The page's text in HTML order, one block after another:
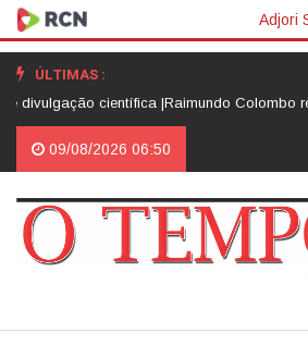
Adjori
ÚLTIMAS :
científica |Raimundo Colombo retorna
09/08/2026 06:50